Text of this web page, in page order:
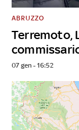
Terremoto,
ABRUZZO
07 gen - 16:52